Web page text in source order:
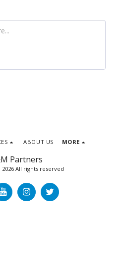
Partners
All rights reserved
ABOUT US MORE